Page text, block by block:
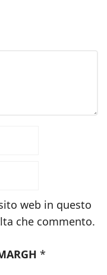
web in questo
che commento.
*